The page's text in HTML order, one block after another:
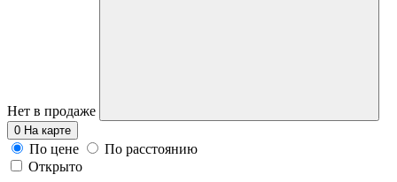
Нет в продаже
0 На карте
По цене
По расстоянию
Открыто